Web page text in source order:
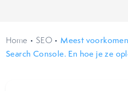
Home • SEO • Meest
Search Console. En hoe je ze